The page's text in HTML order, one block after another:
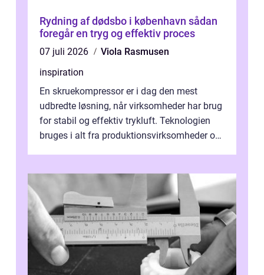
Rydning af dødsbo i københavn sådan
foregår en tryg og effektiv proces
07 juli 2026
Viola Rasmusen
inspiration
En skruekompressor er i dag den mest
udbredte løsning, når virksomheder har brug
for stabil og effektiv trykluft. Teknologien
bruges i alt fra produktionsvirksomheder og